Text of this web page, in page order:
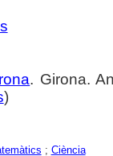
. Girona.
)
; Ciència